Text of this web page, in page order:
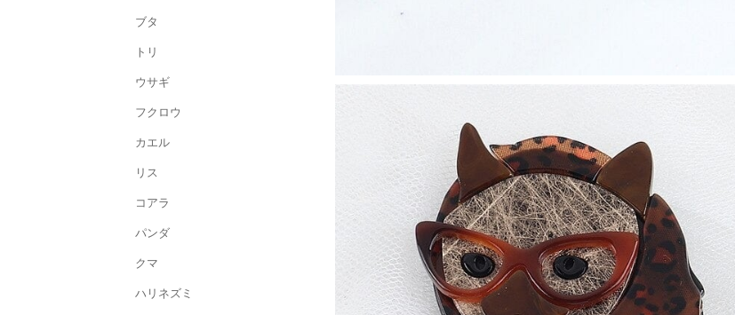
ブタ
トリ
ウサギ
フクロウ
カエル
リス
コアラ
パンダ
クマ
ハリネズミ